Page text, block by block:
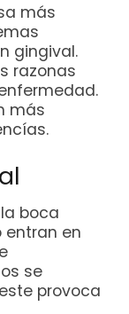
más
gingival.
razonas
más
boca
en
se
provoca